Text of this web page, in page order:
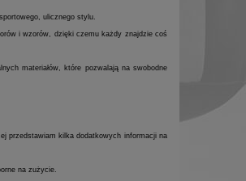
ulicznego stylu.
i wzorów, dzięki czemu każdy znajdzie coś
materiałów, które pozwalają na swobodne
przedstawiam kilka dodatkowych informacji na
na zużycie.